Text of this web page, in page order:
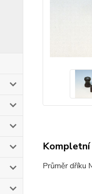
Průměr dříku